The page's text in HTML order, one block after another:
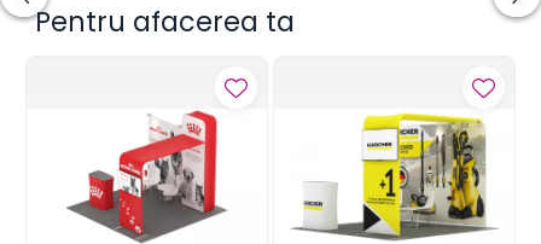
Pentru afacerea ta